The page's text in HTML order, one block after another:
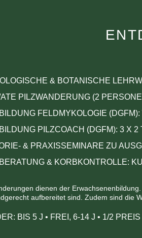
& BOTANISCHE
PILZWANDERUNG (2
FELDMYKOLOGIE
PILZCOACH (DGFM): 3 X
& PRAXISSEMINARE ZU
& KORBKONTROLLE:
dienen der
aufbereitet sind. Zudem sind die
BIS 5 J• FREI,6-14 J• 1/2